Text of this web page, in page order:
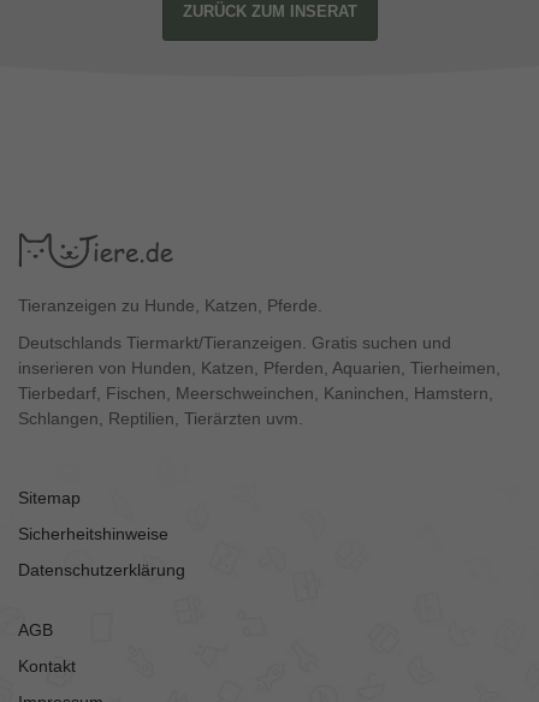
ZURÜCK ZUM INSERAT
Tieranzeigen zu Hunde, Katzen, Pferde.
Deutschlands Tiermarkt/Tieranzeigen. Gratis suchen und
inserieren von Hunden, Katzen, Pferden, Aquarien, Tierheimen,
Tierbedarf, Fischen, Meerschweinchen, Kaninchen, Hamstern,
Schlangen, Reptilien, Tierärzten uvm.
Sitemap
Sicherheitshinweise
Datenschutzerklärung
AGB
Kontakt